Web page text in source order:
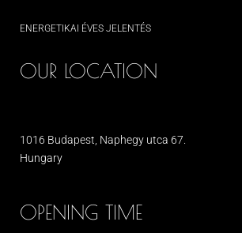
ENERGETIKAI ÉVES JELENTÉS
OUR LOCATION
1016 Budapest, Naphegy utca 67.
Hungary
OPENING TIME